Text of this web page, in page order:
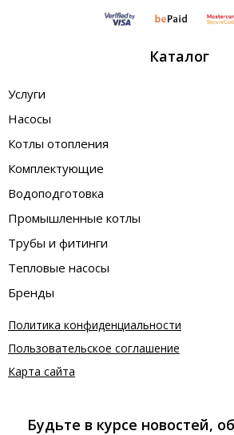
Каталог
Услуги
Насосы
Котлы отопления
Комплектующие
Водоподготовка
Промышленные котлы
Трубы и фитинги
Тепловые насосы
Бренды
Политика конфиденциальности
Пользовательское соглашение
Карта сайта
Будьте в курсе новостей,